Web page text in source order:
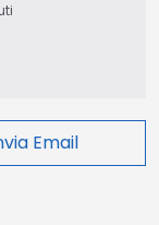
Email